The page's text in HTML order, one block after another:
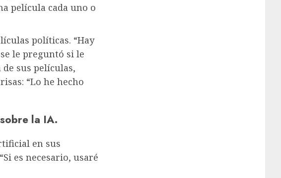
película cada uno o
políticas. “Hay
le preguntó si le
sus películas,
“Lo he hecho
la IA.
en sus
es necesario, usaré